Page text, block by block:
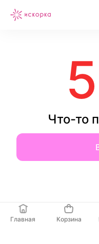
Что-то
Главная Корзина